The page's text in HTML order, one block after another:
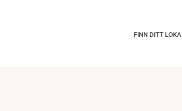
FINN DITT